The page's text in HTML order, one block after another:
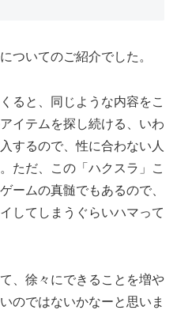
ついてのご紹介でした。
ると、同じような内容をこ
イテムを探し続ける、いわ
するので、性に合わない人
ただ、この「ハクスラ」こ
ームの真髄でもあるので、
してしまうぐらいハマって
、徐々にできることを増や
のではないかなーと思いま